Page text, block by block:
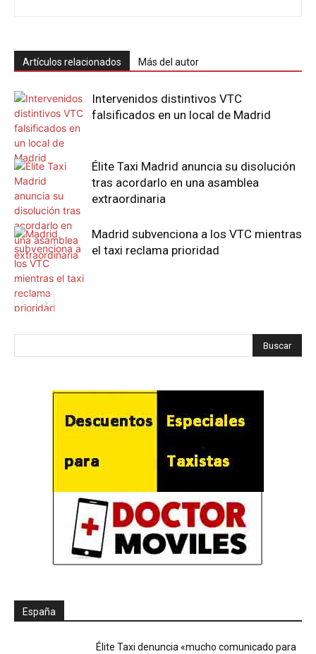
Artículos relacionados Más del autor
Intervenidos distintivos VTC
falsificados en un local de Madrid
Élite Taxi Madrid anuncia su disolución
tras acordarlo en una asamblea
extraordinaria
Madrid subvenciona a los VTC mientras
el taxi reclama prioridad
España
Élite Taxi denuncia «mucho comunicado para